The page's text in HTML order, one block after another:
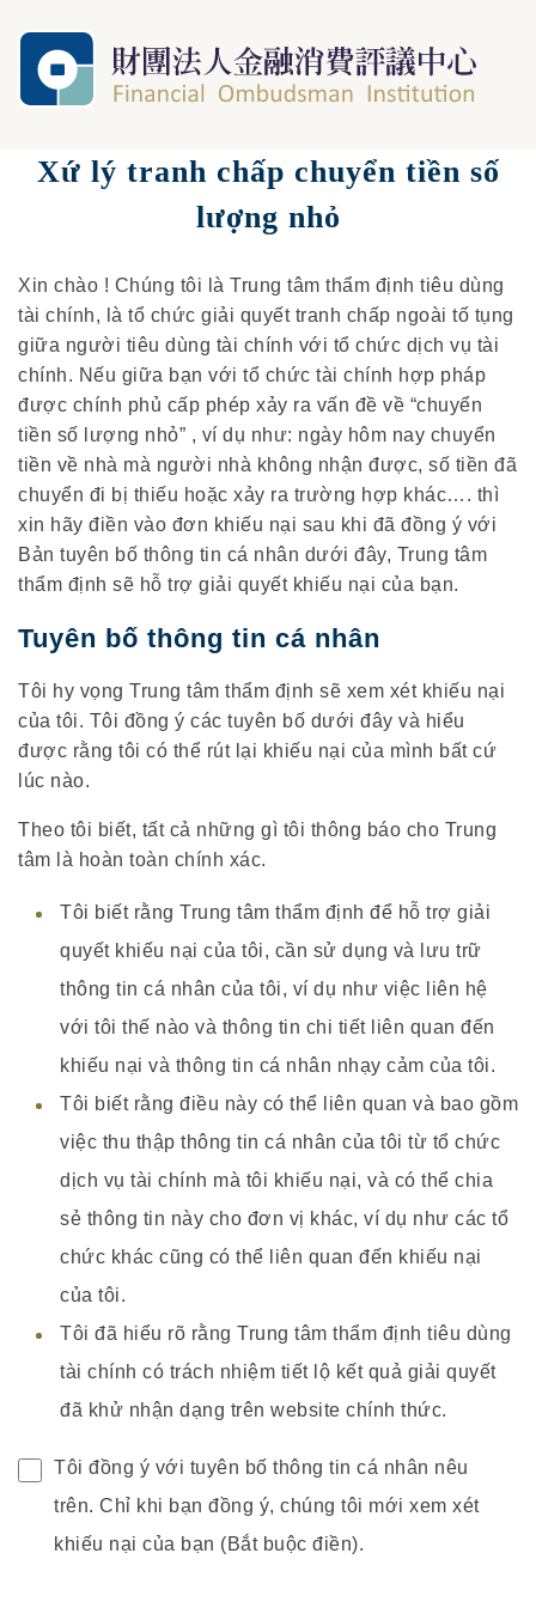
Xứ lý tranh chấp chuyển tiền số
lượng nhỏ
Xin chào ! Chúng tôi là Trung tâm thẩm định tiêu dùng
tài chính, là tổ chức giải quyết tranh chấp ngoài tố tụng
giữa người tiêu dùng tài chính với tổ chức dịch vụ tài
chính. Nếu giữa bạn với tổ chức tài chính hợp pháp
được chính phủ cấp phép xảy ra vấn đề về “chuyển
tiền số lượng nhỏ” , ví dụ như: ngày hôm nay chuyển
tiền về nhà mà người nhà không nhận được, số tiền đã
chuyển đi bị thiếu hoặc xảy ra trường hợp khác…. thì
xin hãy điền vào đơn khiếu nại sau khi đã đồng ý với
Bản tuyên bố thông tin cá nhân dưới đây, Trung tâm
thẩm định sẽ hỗ trợ giải quyết khiếu nại của bạn.
Tuyên bố thông tin cá nhân
Tôi hy vọng Trung tâm thẩm định sẽ xem xét khiếu nại
của tôi. Tôi đồng ý các tuyên bố dưới đây và hiểu
được rằng tôi có thể rút lại khiếu nại của mình bất cứ
lúc nào.
Theo tôi biết, tất cả những gì tôi thông báo cho Trung
tâm là hoàn toàn chính xác.
Tôi biết rằng Trung tâm thẩm định để hỗ trợ giải
quyết khiếu nại của tôi, cần sử dụng và lưu trữ
thông tin cá nhân của tôi, ví dụ như việc liên hệ
với tôi thế nào và thông tin chi tiết liên quan đến
khiếu nại và thông tin cá nhân nhạy cảm của tôi.
Tôi biết rằng điều này có thể liên quan và bao gồm
việc thu thập thông tin cá nhân của tôi từ tổ chức
dịch vụ tài chính mà tôi khiếu nại, và có thể chia
sẻ thông tin này cho đơn vị khác, ví dụ như các tổ
chức khác cũng có thể liên quan đến khiếu nại
của tôi.
Tôi đã hiểu rõ rằng Trung tâm thẩm định tiêu dùng
tài chính có trách nhiệm tiết lộ kết quả giải quyết
đã khử nhận dạng trên website chính thức.
Tôi đồng ý với tuyên bố thông tin cá nhân nêu
trên. Chỉ khi bạn đồng ý, chúng tôi mới xem xét
khiếu nại của bạn (Bắt buộc điền).